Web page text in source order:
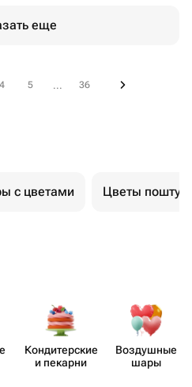
еще
4 5 ... 36
с цветами Цветы
Кондит​ерские
и пекарни
Воздушные
шары